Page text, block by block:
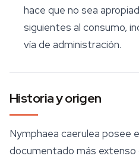
hace que no sea
siguientes al consumo,
vía de administración.
Historia y origen
Nymphaea caerulea posee
documentado más